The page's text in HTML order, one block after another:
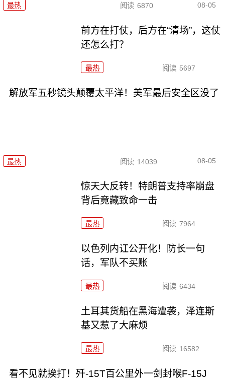
最热 阅读 6870 08-05
前方在打仗，后方在“清场”，这仗
还怎么打？
最热 阅读 5697
解放军五秒镜头颠覆太平洋！美军最后安全区没了
最热 阅读 14039 08-05
惊天大反转！特朗普支持率崩盘
背后竟藏致命一击
最热 阅读 7964
以色列内讧公开化！防长一句
话，军队不买账
最热 阅读 6434
土耳其货船在黑海遭袭，泽连斯
基又惹了大麻烦
最热 阅读 16582
看不见就挨打！歼-15T百公里外一剑封喉F-15J